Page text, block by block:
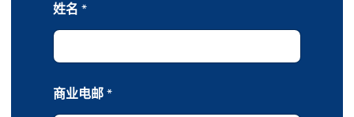
姓名*
商业电邮*